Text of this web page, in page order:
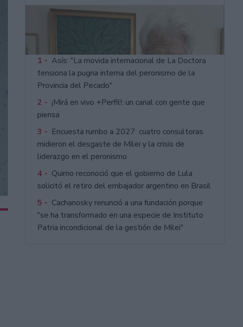
1 - Asís: "La movida internacional de La Doctora
tensiona la pugna interna del peronismo de la
Provincia del Pecado"
2 - ¡Mirá en vivo +Perfil!: un canal con gente que
piensa
3 - Encuesta rumbo a 2027: cuatro consultoras
midieron el desgaste de Milei y la crisis de
liderazgo en el peronismo
4 - Quirno reconoció que el gobierno de Lula
solicitó el retiro del embajador argentino en Brasil
5 - Cachanosky renunció a una fundación porque
"se ha transformado en una especie de Instituto
Patria incondicional de la gestión de Milei"